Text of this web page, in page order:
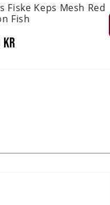
Fiske Keps Mesh Red
Fish
kr